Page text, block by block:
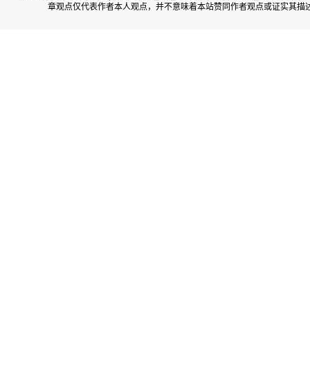
章观点仅代表作者本人观点，并不意味着本站赞同作者观点或证实其